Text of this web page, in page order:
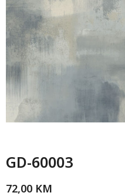
GD-60003
72,00 KM